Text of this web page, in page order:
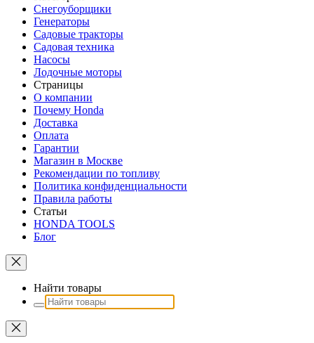
Снегоуборщики
Генераторы
Садовые тракторы
Садовая техника
Насосы
Лодочные моторы
Страницы
О компании
Почему Honda
Доставка
Оплата
Гарантии
Магазин в Москве
Рекомендации по топливу
Политика конфиденциальности
Правила работы
Статьи
HONDA TOOLS
Блог
Найти товары